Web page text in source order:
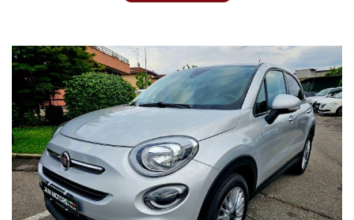
Impianto Bluetooth per chiamate e musica in vivavoce
Park Brake
Cerchi in lega da 17" eleganti e resistenti
Interni in pelle e tessuto, volante multifunzione, bracciolo
anteriore e sedile regolabile in altezza
Sistema di assistenza alla guida: Cruise Control, Tempomat,
Traffic Sign Assist, sensore pioggia e luci, sensore pressione
pneumatici, driver assist
Vetri privacy, fendinebbia, sensori di parcheggio e
4 vetri elettrici, 2 ingressi USB, comandi al volante, ISOFIX